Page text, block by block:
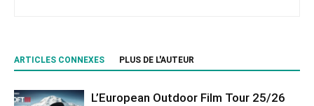
ARTICLES CONNEXES PLUS DE L'AUTEUR
L’European Outdoor Film Tour 25/26